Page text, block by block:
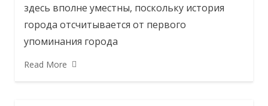
здесь вполне уместны, поскольку история
города отсчитывается от первого
упоминания города
Read More